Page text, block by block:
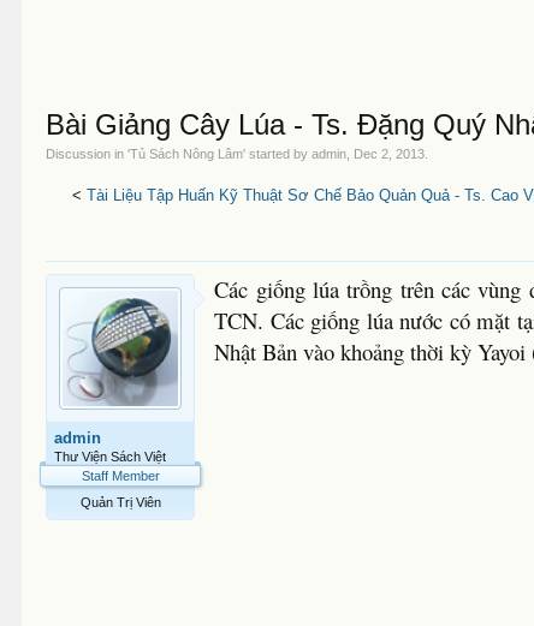
Bài Giảng Cây Lúa - Ts. Đặng Quý
Discussion in 'Tủ Sách Nông Lâm' started byadmin Dec 2, 2013
< Tài Liệu Tập Huấn Kỹ Thuật Sơ Chế Bảo Quản Quả - Ts. Cao
admin
Thư Viện Sách Việt
Staff Member
Quản Trị Viên
Các giống lúa trồng trên các
TCN. Các giống lúa nước có mặt
Nhật Bản vào khoảng thời kỳ